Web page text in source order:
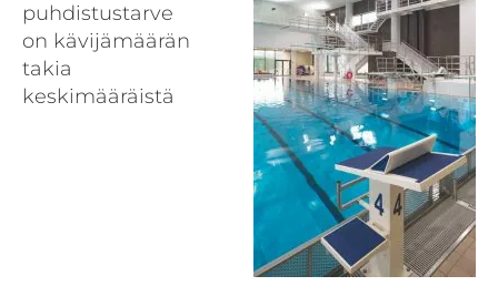
puhdistustarve
on kävijämäärän
takia
keskimääräistä